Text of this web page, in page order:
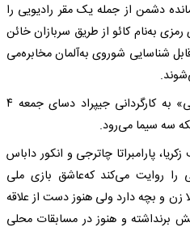
دشمن از جمله‌ یک مقر رادیویی را
رمزی به‌نام کائو از طریق سربازان خائن
شناسایی شوروی به‌آلمان مخابره‌می
فیلم سینمایی جدید «پرتاب چرخشی» به‌ کارگردانی جیپراد دسای جمعه‌ ۴
پارامبراتا چاترجی و انکور داباس
را روایت می‌کند که‌عاشق بازی ملی
و بچه‌ دارد ولی هنوز دست از علاقه‌
و هنوز در مسابقات محلی